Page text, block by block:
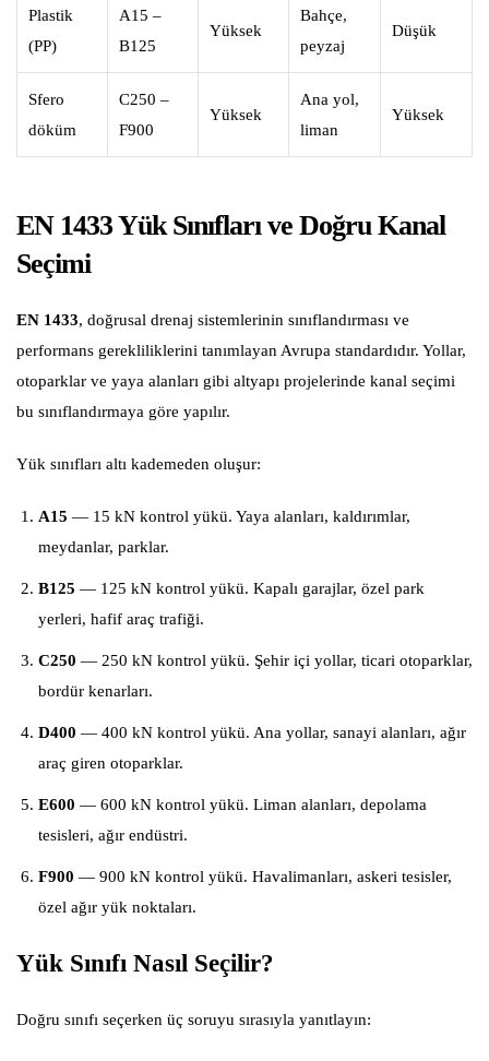
Plastik
(PP)
A15 –
B125
Yüksek
Bahçe,
peyzaj
Düşük
Sfero
döküm
C250 –
F900
Yüksek
Ana yol,
liman
Yüksek
EN 1433 Yük Sınıfları ve Doğru Kanal
Seçimi
EN 1433, doğrusal drenaj sistemlerinin sınıflandırması ve
performans gerekliliklerini tanımlayan Avrupa standardıdır. Yollar,
otoparklar ve yaya alanları gibi altyapı projelerinde kanal seçimi
bu sınıflandırmaya göre yapılır.
Yük sınıfları altı kademeden oluşur:
A15 — 15 kN kontrol yükü. Yaya alanları, kaldırımlar,
meydanlar, parklar.
B125 — 125 kN kontrol yükü. Kapalı garajlar, özel park
yerleri, hafif araç trafiği.
C250 — 250 kN kontrol yükü. Şehir içi yollar, ticari otoparklar,
bordür kenarları.
D400 — 400 kN kontrol yükü. Ana yollar, sanayi alanları, ağır
araç giren otoparklar.
E600 — 600 kN kontrol yükü. Liman alanları, depolama
tesisleri, ağır endüstri.
F900 — 900 kN kontrol yükü. Havalimanları, askeri tesisler,
özel ağır yük noktaları.
Yük Sınıfı Nasıl Seçilir?
Doğru sınıfı seçerken üç soruyu sırasıyla yanıtlayın: